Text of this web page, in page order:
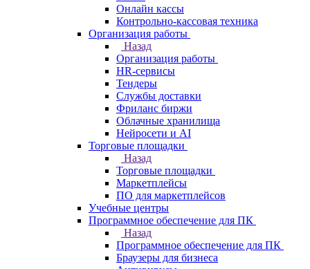
Онлайн кассы
Контрольно-кассовая техника
Организация работы
Назад
Организация работы
HR-сервисы
Тендеры
Службы доставки
Фриланс биржи
Облачные хранилища
Нейросети и AI
Торговые площадки
Назад
Торговые площадки
Маркетплейсы
ПО для маркетплейсов
Учебные центры
Программное обеспечение для ПК
Назад
Программное обеспечение для ПК
Браузеры для бизнеса